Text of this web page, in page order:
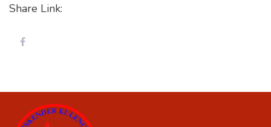
Share Link: